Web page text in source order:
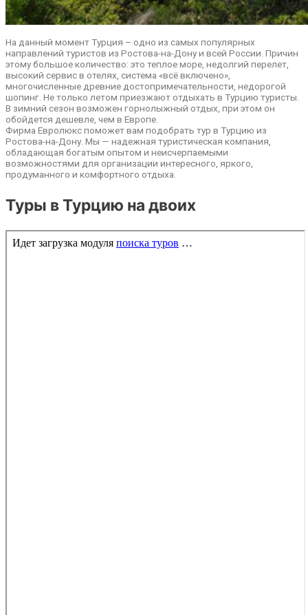
На данный момент Турция – одно из самых популярных
направлений туристов из Ростова-на-Дону и всей России. Причин
этому большое количество: это теплое море, недолгий перелет,
высокий сервис в отелях, система «всё включено»,
многочисленные древние достопримечательности, недорогой
шопинг. Не только летом приезжают отдыхать в Турцию туристы.
В зимний сезон возможен горнолыжный отдых, при этом он
обойдется дешевле, чем в Европе.
Фирма Евролюкс поможет вам подобрать тур в Турцию из
Ростова-на-Дону. Мы — надежная туристическая компания,
обладающая богатым опытом и неисчерпаемыми
возможностями для организации интересного, яркого,
продуманного и комфортного отдыха.
Туры в Турцию на двоих